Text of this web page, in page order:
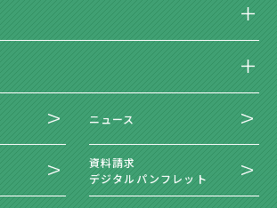
ニュース
資料請求
デジタルパンフレット